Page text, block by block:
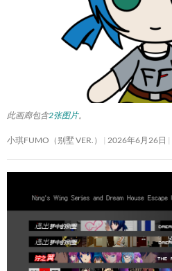
此画廊包含2张图片。
小琪FUMO（别墅 VER.） 2026年6月26日